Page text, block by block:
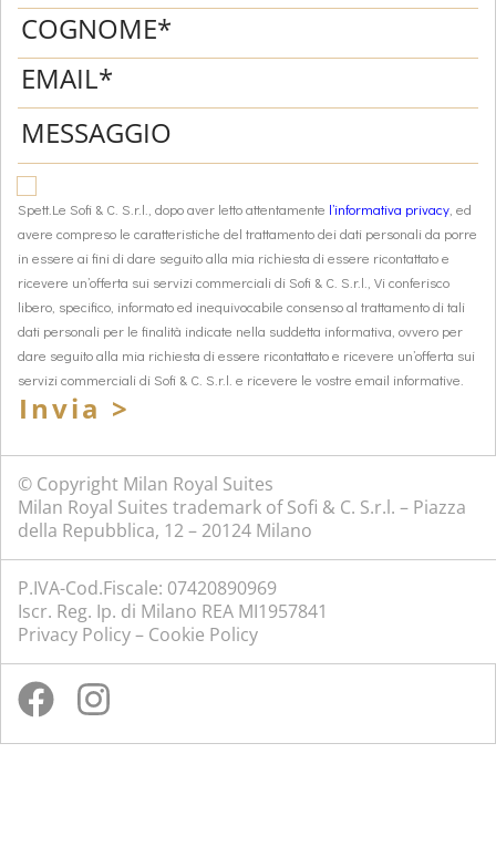
Spett.Le Sofi & C. S.r.l., dopo aver letto attentamente l’informativa privacy , ed
avere compreso le caratteristiche del trattamento dei dati personali da porre
in essere ai fini di dare seguito alla mia richiesta di essere ricontattato e
ricevere un’offerta sui servizi commerciali di Sofi & C. S.r.l., Vi conferisco
libero, specifico, informato ed inequivocabile consenso al trattamento di tali
dati personali per le finalità indicate nella suddetta informativa, ovvero per
dare seguito alla mia richiesta di essere ricontattato e ricevere un’offerta sui
servizi commerciali di Sofi & C. S.r.l. e ricevere le vostre email informative.
Invia >
© Copyright Milan Royal Suites
Milan Royal Suites trademark of Sofi & C. S.r.l. – Piazza
della Repubblica, 12 – 20124 Milano
P.IVA-Cod.Fiscale: 07420890969
Iscr. Reg. Ip. di Milano REA MI1957841
Privacy Policy– Cookie Policy